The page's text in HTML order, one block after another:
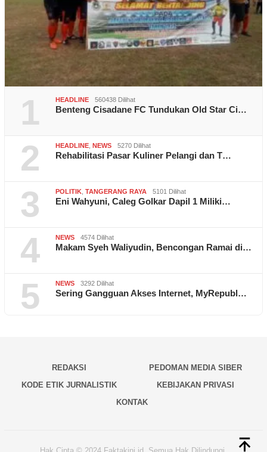
1 HEADLINE 560438 Dilihat
Benteng Cisadane FC Tundukan Old Star Ci…
2 HEADLINE NEWS 5270 Dilihat
Rehabilitasi Pasar Kuliner Pelangi dan T…
3 POLITIK TANGERANG RAYA 5101 Dilihat
Eni Wahyuni, Caleg Golkar Dapil 1 Miliki…
4 NEWS 4574 Dilihat
Makam Syeh Waliyudin, Bencongan Ramai di…
5 NEWS 3292 Dilihat
Sering Gangguan Akses Internet, MyRepubl…
REDAKSI
PEDOMAN MEDIA SIBER
KODE ETIK JURNALISTIK
KEBIJAKAN PRIVASI
KONTAK